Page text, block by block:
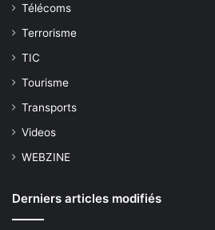
Télécoms
Terrorisme
TIC
Tourisme
Transports
Videos
WEBZINE
Derniers articles modifiés